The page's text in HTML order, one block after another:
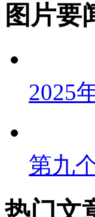
图片要
2025
第九
热门文